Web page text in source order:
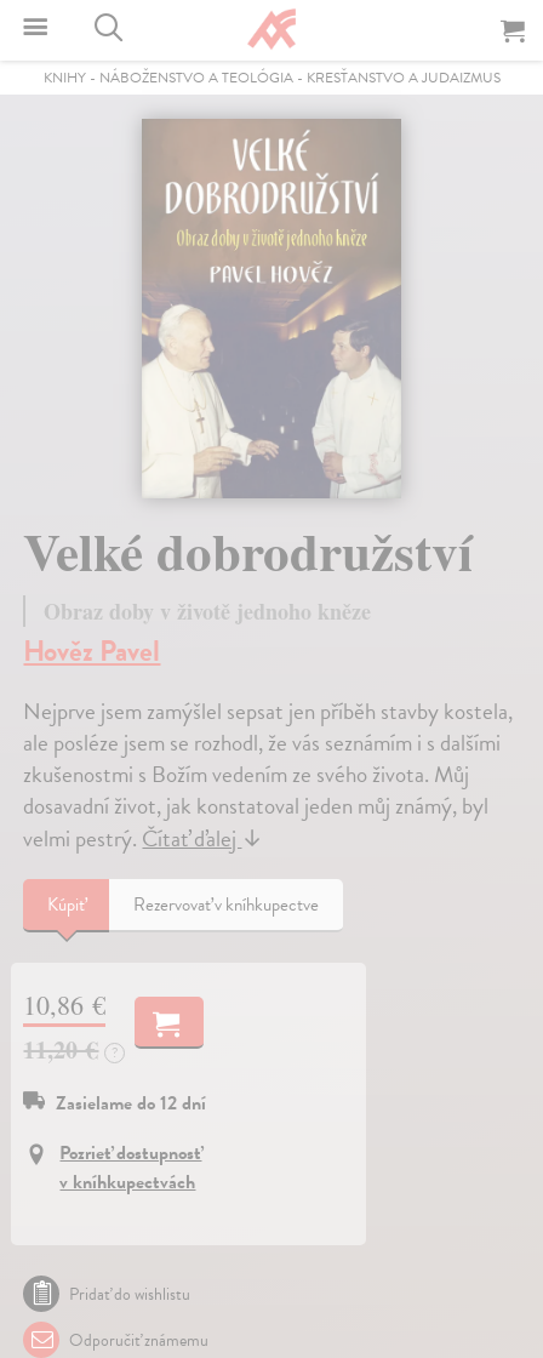
KNIHY- NÁBOŽENSTVO A TEOLÓGIA- KRESŤANSTVO A JUDAIZMUS
Velké dobrodružství
Obraz doby v životě jednoho kněze
Hověz Pavel
Nejprve jsem zamýšlel sepsat jen příběh stavby kostela,
ale posléze jsem se rozhodl, že vás seznámím i s dalšími
zkušenostmi s Božím vedením ze svého života. Můj
dosavadní život, jak konstatoval jeden můj známý, byl
velmi pestrý.Čítať ďalej↓
Kúpiť Rezervovať v kníhkupectve
10,86 €
11,20 €
?
Zasielame do 12 dní
Pozrieť dostupnosť
v kníhkupectvách
Pridať do wishlistu
Odporučiť známemu